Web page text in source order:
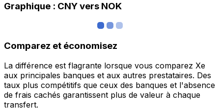
Graphique : CNY vers NOK
Comparez et économisez
La différence est flagrante lorsque vous comparez Xe
aux principales banques et aux autres prestataires. Des
taux plus compétitifs que ceux des banques et l'absence
de frais cachés garantissent plus de valeur à chaque
transfert.